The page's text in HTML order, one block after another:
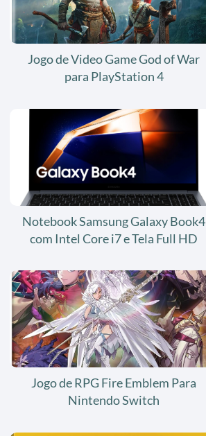
Jogo de Video Game God of War
para PlayStation 4
Notebook Samsung Galaxy Book4
com Intel Core i7 e Tela Full HD
Jogo de RPG Fire Emblem Para
Nintendo Switch